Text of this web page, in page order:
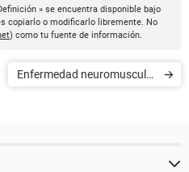
» se encuentra disponible bajo
copiarlo o modificarlo libremente. No
) como tu fuente de información.
Enfermedad neuromuscular